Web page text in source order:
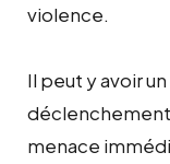
violence.
Il peut y avoir
déclenchement
menace